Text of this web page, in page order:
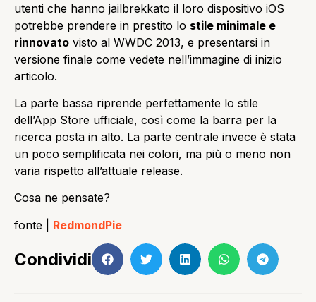
utenti che hanno jailbrekkato il loro dispositivo iOS
potrebbe prendere in prestito lo stile minimale e
rinnovato visto al WWDC 2013, e presentarsi in
versione finale come vedete nell’immagine di inizio
articolo.
La parte bassa riprende perfettamente lo stile
dell’App Store ufficiale, così come la barra per la
ricerca posta in alto. La parte centrale invece è stata
un poco semplificata nei colori, ma più o meno non
varia rispetto all’attuale release.
Cosa ne pensate?
fonte | RedmondPie
Condividi